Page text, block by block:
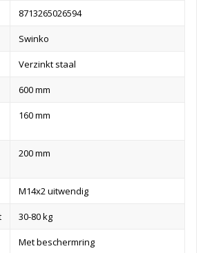
8713265026594
Swinko
Verzinkt staal
600 mm
160 mm
200 mm
M14x2 uitwendig
30-80 kg
Met beschermring